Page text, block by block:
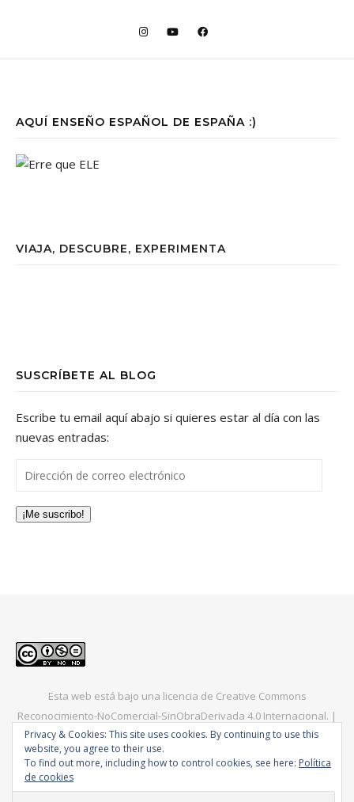
AQUÍ ENSEÑO ESPAÑOL DE ESPAÑA :)
VIAJA, DESCUBRE, EXPERIMENTA
SUSCRÍBETE AL BLOG
Escribe tu email aquí abajo si quieres estar al día con las
nuevas entradas:
Dirección de correo electrónico
¡Me suscribo!
Esta web está bajo una licencia de Creative Commons
Reconocimiento-NoComercial-SinObraDerivada 4.0 Internacional. |
Bard Tema deWP Royal . Europa América Asia Consejos
VOLVER ARRIBA
Privacy & Cookies: This site uses cookies. By continuing to use this
website, you agree to their use.
To find out more, including how to control cookies, see here: Política
de cookies